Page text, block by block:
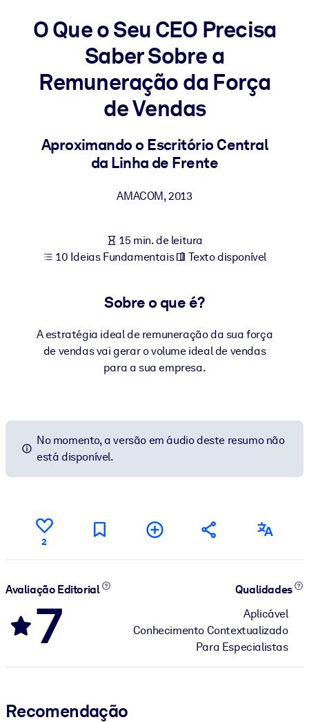
POR SISTEMA
Para LMS/LXP
Leve conhecimento verificado e conciso para seu LMS/LXP para
resultados de aprendizagem mais sólidos.
Enriqueça sua biblioteca corporativa com conhecimento de
negócios confiável e pronto para uso.
Para sistemas de IA
O Que o Seu CEO Precisa
Saber Sobre a
Remuneração da Força
de Vendas
Aproximando o Escritório Central
da Linha de Frente
AMACOM,2013
15 min. de leitura
10 Ideias Fundamentais
Texto disponível
Sobre o que é?
A estratégia ideal de remuneração da sua força
de vendas vai gerar o volume ideal de vendas
para a sua empresa.
No momento, a versão em áudio deste resumo não
está disponível.
2
Avaliação Editorial
7
Qualidades
Aplicável
Conhecimento Contextualizado
Para Especialistas
Recomendação